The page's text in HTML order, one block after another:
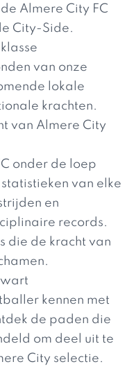
Almere City FC
City-Side.
van onze
lokale
krachten.
van Almere City
onder de loep
van elke
en
records.
die de kracht van
kennen met
de paden die
om deel uit te
City selectie.